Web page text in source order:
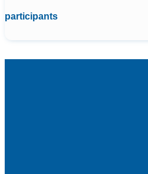
participants